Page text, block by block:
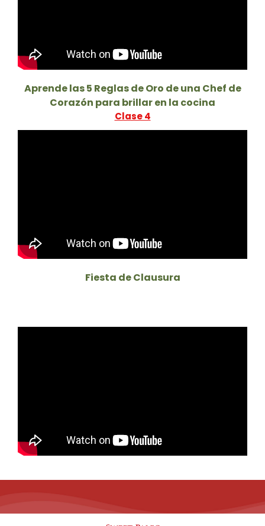
Aprende las 5 Reglas de Oro de una Chef de
Corazón para brillar en la cocina
Clase 4
Fiesta de Clausura